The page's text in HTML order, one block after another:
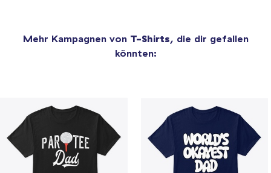
Mehr Kampagnen von T-Shirts, die dir gefallen
könnten: